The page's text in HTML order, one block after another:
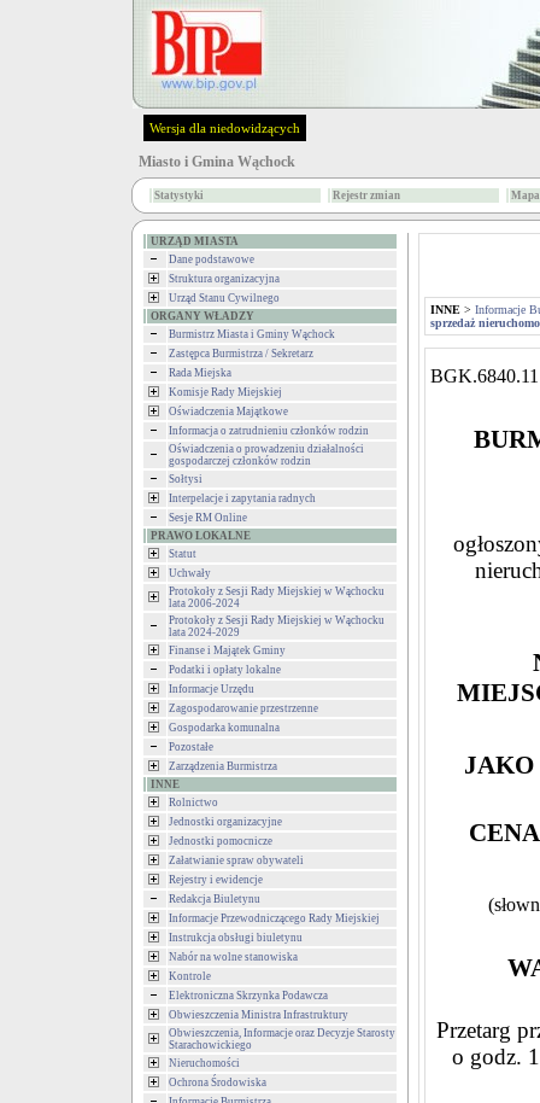
Wersja dla niedowidzących
Miasto i Gmina Wąchock
Statystyki Rejestr zmian
URZĄD MIASTA
Dane podstawowe
Struktura organizacyjna
Urząd Stanu Cywilnego
ORGANY WŁADZY
Burmistrz Miasta i Gminy Wąchock
Zastępca Burmistrza / Sekretarz
Rada Miejska
Komisje Rady Miejskiej
Oświadczenia Majątkowe
Informacja o zatrudnieniu członków rodzin
Oświadczenia o prowadzeniu działalności
gospodarczej członków rodzin
Sołtysi
Interpelacje i zapytania radnych
Sesje RM Online
PRAWO LOKALNE
Statut
Uchwały
Protokoły z Sesji Rady Miejskiej w Wąchocku
lata 2006-2024
Protokoły z Sesji Rady Miejskiej w Wąchocku
lata 2024-2029
Finanse i Majątek Gminy
Podatki i opłaty lokalne
Informacje Urzędu
Zagospodarowanie przestrzenne
Gospodarka komunalna
Pozostałe
Zarządzenia Burmistrza
INNE
Rolnictwo
Jednostki organizacyjne
Jednostki pomocnicze
Załatwianie spraw obywateli
Rejestry i ewidencje
Redakcja Biuletynu
Informacje Przewodniczącego Rady Miejskiej
Instrukcja obsługi biuletynu
Nabór na wolne stanowiska
Kontrole
Elektroniczna Skrzynka Podawcza
Obwieszczenia Ministra Infrastruktury
Obwieszczenia, Informacje oraz Decyzje Starosty
Starachowickiego
Nieruchomości
Ochrona Środowiska
INNE > Informacje
sprzedaż
JAKO
Przetarg
o godz.